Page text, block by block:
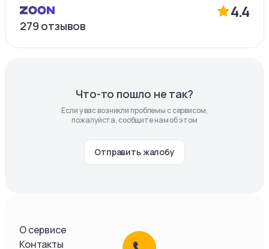
4.4
279 отзывов
Что-то пошло не так?
Если у вас возникли проблемы с сервисом,
пожалуйста, сообщите нам об этом
Отправить жалобу
О сервисе
Контакты